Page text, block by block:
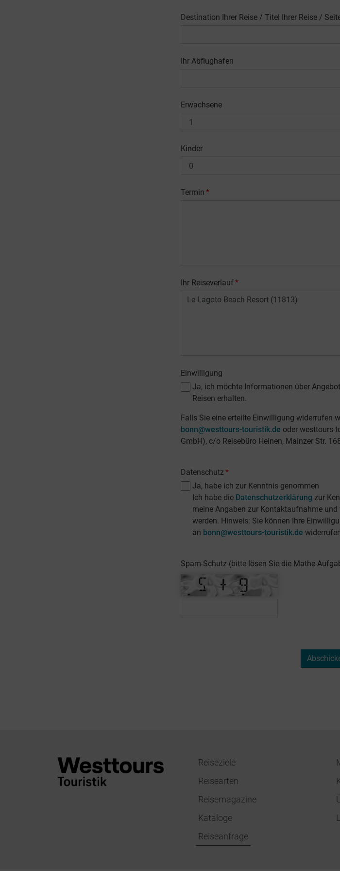
Destination Ihrer Reise / Titel Ihrer Reise /
Ihr Abflughafen
Erwachsene
Kinder
Termin *
Ihr Reiseverlauf*
Einwilligung
Ja, ich möchte Informationen über
Reisen erhalten.
Falls Sie eine erteilte Einwilligung widerrufen
bonn@westtours-touristik.de oder westtours-
GmbH), c/o Reisebüro Heinen, Mainzer Str.
Datenschutz*
Ja, habe ich zur Kenntnis genommen
Ich habe die Datenschutzerklärung zur
meine Angaben zur Kontaktaufnahme
werden. Hinweis: Sie können Ihre
an bonn@westtours-touristik.de
Spam-Schutz (bitte lösen Sie die Mathe-
Reiseziele
Reisearten
Reisemagazine
Kataloge
Reiseanfrage